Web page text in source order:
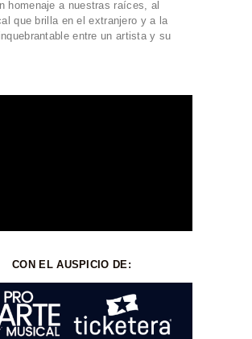
homenaje a nuestras raíces, al
que brilla en el extranjero y a la
entre un artista y su
CON EL AUSPICIO DE: